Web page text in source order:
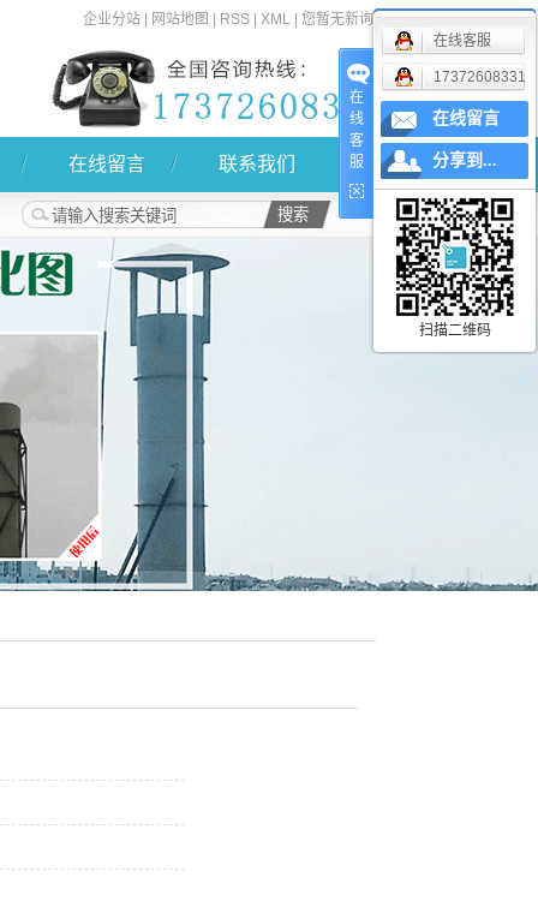
企业分站| 网站地图 RSS| XML| 您暂无新询盘信息！
在线留言 联系我们
在
线
客
服
在线客服
17372608331
在线留言
分享到...
扫描二维码